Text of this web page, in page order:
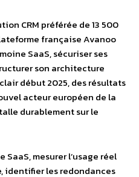
CRM préférée de 13 500
française Avanoo
SaaS, sécuriser ses
son architecture
début 2025, des résultats
acteur européen de la
durablement sur le
mesurer l’usage réel
identifier les redondances